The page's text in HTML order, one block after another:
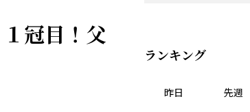
冠目！父
ランキング
昨日 先週